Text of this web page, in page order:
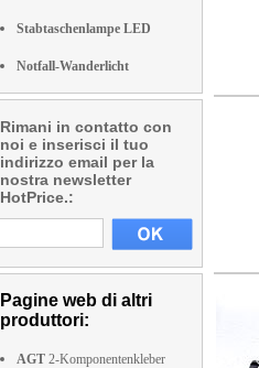
Stabtaschenlampe LED
Notfall-Wanderlicht
Rimani in contatto con
noi e inserisci il tuo
indirizzo email per la
nostra newsletter
HotPrice.:
Pagine web di altri
produttori:
AGT 2-Komponentenkleber